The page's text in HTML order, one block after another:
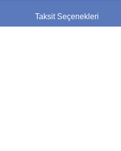
Taksit Seçenekleri